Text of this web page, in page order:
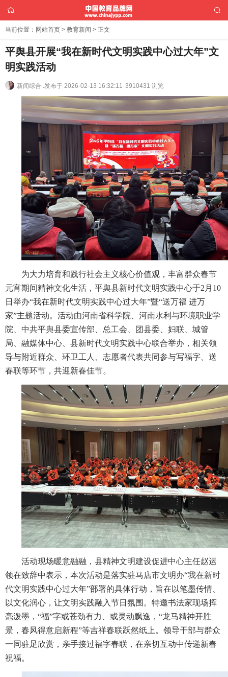
当前位置： 网站首页 > 教育新闻 > 正文
平舆县开展“我在新时代文明实践中心过大年”文
明实践活动
新闻综合 .发布于 2026-02-13 16:32:11 3910431 浏览
为大力培育和践行社会主义核心价值观，丰富群众春节
元宵期间精神文化生活，平舆县新时代文明实践中心于2月10
日举办“我在新时代文明实践中心过大年”暨“送万福 进万
家”主题活动。活动由河南省科学院、河南水利与环境职业学
院、中共平舆县委宣传部、总工会、团县委、妇联、城管
局、融媒体中心、县新时代文明实践中心联合举办，相关领
导与附近群众、环卫工人、志愿者代表共同参与写福字、送
春联等环节，共迎新春佳节。
活动现场暖意融融，县精神文明建设促进中心主任赵运
领在致辞中表示，本次活动是落实驻马店市文明办“我在新时
代文明实践中心过大年”部署的具体行动，旨在以笔墨传情、
以文化润心，让文明实践融入节日氛围。特邀书法家现场挥
毫泼墨，“福”字或苍劲有力、或灵动飘逸，“龙马精神开胜
景，春风得意启新程”等吉祥春联跃然纸上。领导干部与群众
一同驻足欣赏，亲手接过福字春联，在亲切互动中传递新春
祝福。